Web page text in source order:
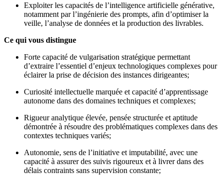
Exploiter les capacités de l’intelligence artificielle générative,
notamment par l’ingénierie des prompts, afin d’optimiser la
veille, l’analyse de données et la production des livrables.
Ce qui vous distingue
Forte capacité de vulgarisation stratégique permettant
d’extraire l’essentiel d’enjeux technologiques complexes pour
éclairer la prise de décision des instances dirigeantes;
Curiosité intellectuelle marquée et capacité d’apprentissage
autonome dans des domaines techniques et complexes;
Rigueur analytique élevée, pensée structurée et aptitude
démontrée à résoudre des problématiques complexes dans des
contextes techniques variés;
Autonomie, sens de l’initiative et imputabilité, avec une
capacité à assurer des suivis rigoureux et à livrer dans des
délais contraints sans supervision constante;